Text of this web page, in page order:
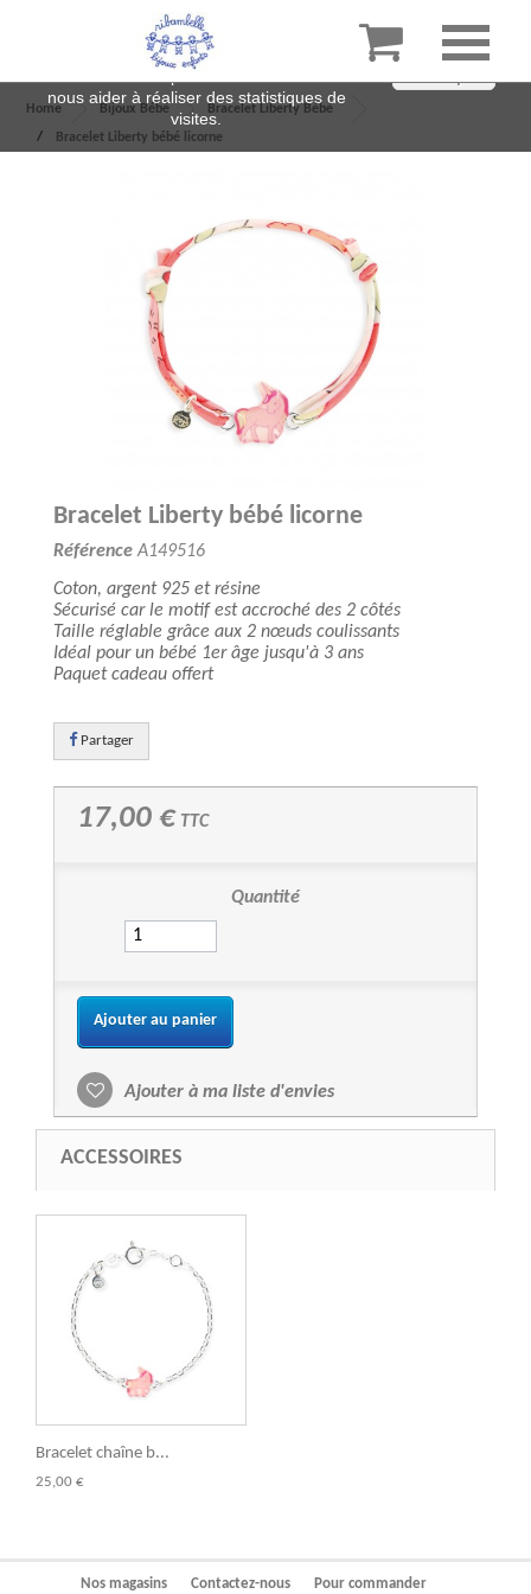
Home Bijoux Bébé
Bracelet Liberty Bébé
Bracelet Liberty bébé licorne
Bracelet Liberty bébé licorne
Référence A149516
Coton, argent 925 et résine
Sécurisé car le motif est accroché des 2 côtés
Taille réglable grâce aux 2 nœuds coulissants
Idéal pour un bébé 1er âge jusqu'à 3 ans
Paquet cadeau offert
Partager
17,00 € TTC
Quantité
Ajouter au panier
Ajouter à ma liste d'envies
ACCESSOIRES
Bracelet chaîne b...
25,00 €
Nos magasins Contactez-nous Pour commander
En poursuivant votre navigation sur ce site,
vous acceptez l’utilisation de cookies pour
améliorer votre expérience sur notre site et
nous aider à réaliser des statistiques de
visites.
